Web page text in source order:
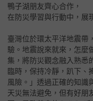
鴨子湖朋友齊心合作，
在防災學習與行動中，展
臺灣位於環太平洋地震帶
驗。地震說來就來，怎麼
集，將防災觀念融入熟悉
臨時，保持冷靜，趴下、
風險。」透過正確的知識
天災無法避免，但有好朋